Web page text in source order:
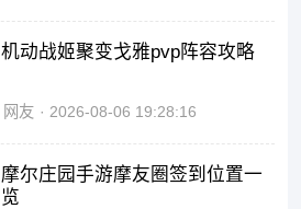
机动战姬聚变戈雅pvp阵容攻略
网友 2026-08-06 19:28:16
摩尔庄园手游摩友圈签到位置一
览